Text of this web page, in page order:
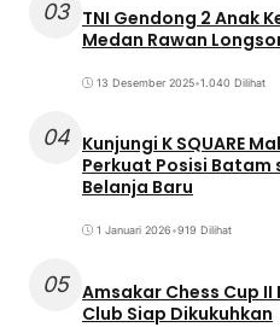
03 TNI Gendong 2 Anak
Medan Rawan
13 Desember 2025•1.040 Dilihat
04 Kunjungi K SQUARE
Perkuat Posisi
Belanja Baru
1 Januari 2026•919 Dilihat
05 Amsakar Chess Cup
Club Siap Dikukuhkan